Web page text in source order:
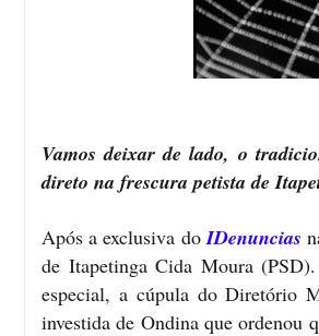
Vamos deixar de lado, o
direto na frescura petista de
Após a exclusiva doIDenuncias
de Itapetinga Cida Moura
especial, a cúpula do Diretório
investida de Ondina que ordenou